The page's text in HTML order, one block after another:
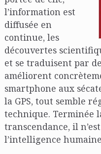
l’information est
diffusée en
continue, les
découvertes
et se traduisent par
améliorent
smartphone aux
la GPS, tout semble
technique. Terminée
transcendance, il
l’intelligence